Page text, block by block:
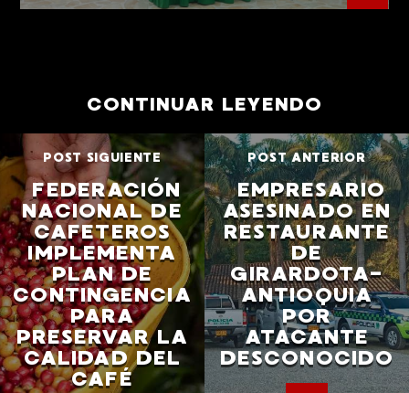
CONTINUAR LEYENDO
POST SIGUIENTE
FEDERACIÓN
NACIONAL DE
CAFETEROS
IMPLEMENTA
PLAN DE
CONTINGENCIA
PARA
PRESERVAR LA
CALIDAD DEL
CAFÉ
POST ANTERIOR
EMPRESARIO
ASESINADO EN
RESTAURANTE
DE
GIRARDOTA-
ANTIOQUIA
POR
ATACANTE
DESCONOCIDO